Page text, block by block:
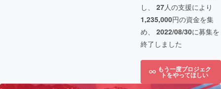
し、 27人の支援により
1,235,000円の資金を集
め、 2022/08/30に募集を
終了しました
もう一度プロジェク
トをやってほしい